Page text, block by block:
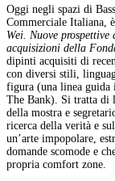
Oggi negli spazi di
Commerciale Italiana,
Wei. Nuove
acquisizioni della
dipinti acquisiti di
con diversi stili,
figura (una linea guida
The Bank). Si tratta di
della mostra e
ricerca della verità e
un’arte impopolare,
domande scomode e
propria comfort zone.